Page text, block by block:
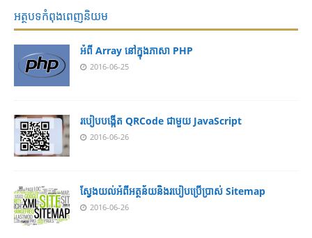
អត្ថបទកំពុងពេញនិយម
អំពី Array នៅ​​ក្នុង​ភា​សា PHP
2016-06-25
របៀប​បង្កើត​ QRCode ជាមួយ JavaScript
2016-06-26
ស្វែង​យល់​​អំពី​អត្ថន័យ​​និង​របៀប​​ប្រើ​ប្រាស់​ Sitemap
2016-06-26